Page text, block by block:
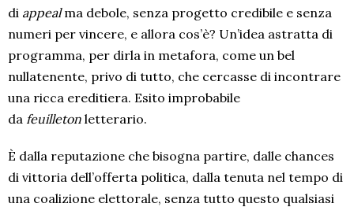
di appealma debole, senza progetto credibile e senza
numeri per vincere, e allora cos’è? Un’idea astratta di
programma, per dirla in metafora, come un bel
nullatenente, privo di tutto, che cercasse di incontrare
una ricca ereditiera. Esito improbabile
da feuilleton letterario.
È dalla reputazione che bisogna partire, dalle chances
di vittoria dell’offerta politica, dalla tenuta nel tempo di
una coalizione elettorale, senza tutto questo qualsiasi